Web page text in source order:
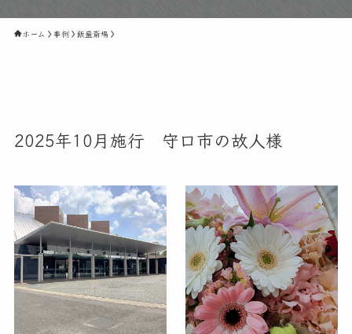
ホーム 事例 飯盛斎場
2025年10月施行 守口市の故人様